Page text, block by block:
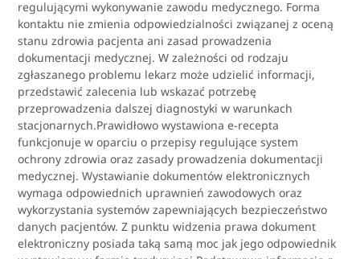
regulującymi wykonywanie zawodu medycznego. Forma
kontaktu nie zmienia odpowiedzialności związanej z oceną
stanu zdrowia pacjenta ani zasad prowadzenia
dokumentacji medycznej. W zależności od rodzaju
zgłaszanego problemu lekarz może udzielić informacji,
przedstawić zalecenia lub wskazać potrzebę
przeprowadzenia dalszej diagnostyki w warunkach
stacjonarnych.Prawidłowo wystawiona e-recepta
funkcjonuje w oparciu o przepisy regulujące system
ochrony zdrowia oraz zasady prowadzenia dokumentacji
medycznej. Wystawianie dokumentów elektronicznych
wymaga odpowiednich uprawnień zawodowych oraz
wykorzystania systemów zapewniających bezpieczeństwo
danych pacjentów. Z punktu widzenia prawa dokument
elektroniczny posiada taką samą moc jak jego odpowiednik